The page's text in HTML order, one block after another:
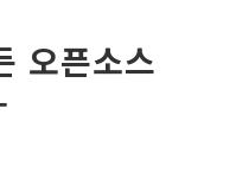
오픈소스